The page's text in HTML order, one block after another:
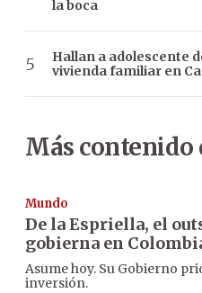
la boca
Hallan a adolescente
vivienda familiar en
Más contenido
Mundo
De la Espriella, el
gobierna en
Asume hoy. Su Gobierno
inversión.